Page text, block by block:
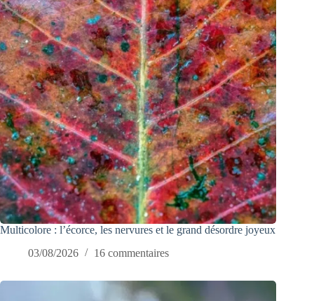
Multicolore : l’écorce, les nervures et le grand désordre joyeux
03/08/2026
16 commentaires